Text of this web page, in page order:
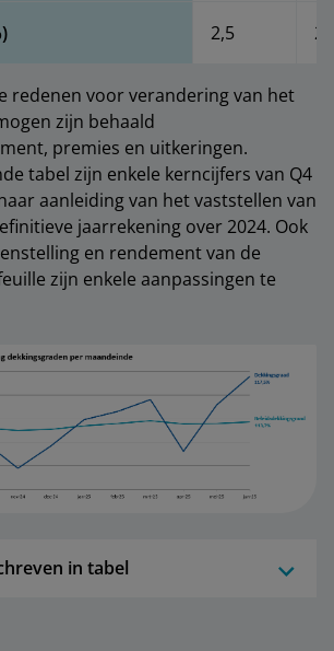
2,5
redenen voor verandering van het
zijn behaald
premies en uitkeringen.
tabel zijn enkele kerncijfers van Q4
aanleiding van het vaststellen van
jaarrekening over 2024. Ook
en rendement van de
zijn enkele aanpassingen te
in tabel